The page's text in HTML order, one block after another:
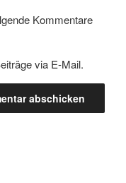
Kommentare
via E-Mail.